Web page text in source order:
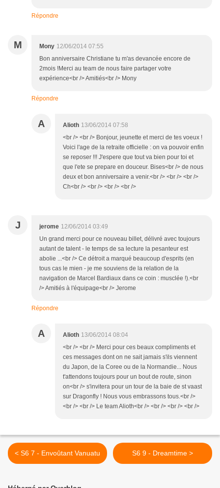
Répondre
M Mony 12/06/2014 07:55
Bon anniversaire Christiane tu m'as devancée encore de
2mois !Merci au team de nous faire partager votre
expérience<br /> Amitiés<br /> Mony
Répondre
A Alioth 13/06/2014 07:58
<br /> <br /> Bonjour, jeunette et merci de tes voeux !
Voici l'age de la retraite officielle : on va pouvoir enfin
se reposer !!! J'espere que tout va bien pour toi et
que l'ete se prepare en douceur. Bises<br /> de nous
deux et bon anniversaire a venir.<br /> <br /> <br />
Ch<br /> <br /> <br /> <br />
J jerome 12/06/2014 03:49
Un grand merci pour ce nouveau billet, délivré avec toujours
autant de talent - le temps de sa lecture la pesanteur est
abolie ...<br /> Ce détroit a marqué beaucoup d'esprits (en
tous cas le mien - je me souviens de la relation de la
navigation de Marcel Bardiaux dans ce coin : musclée !).<br
/> Amitiés à l'équipage<br /> Jerome
Répondre
A Alioth 13/06/2014 08:04
<br /> <br /> Merci pour ces beaux compliments et
ces messages dont on ne sait jamais s'ils viennent
du Japon, de la Coree ou de la Normandie... Nous
t'attendons toujours pour un bout de route, sinon
on<br /> s'invitera pour un tour de la baie de st vaast
sur Dragonfly ! Nous vous embrassons tous.<br />
<br /> <br /> Le team Alioth<br /> <br /> <br /> <br />
< S6 7 - Envoûtant Vanuatu S6 9 - Dreamtime >